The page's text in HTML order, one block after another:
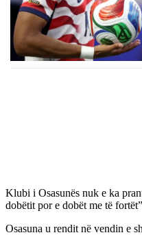
Klubi i Osasunës nuk e ka
dobëtit por e dobët me të
Osasuna u rendit në vendin e